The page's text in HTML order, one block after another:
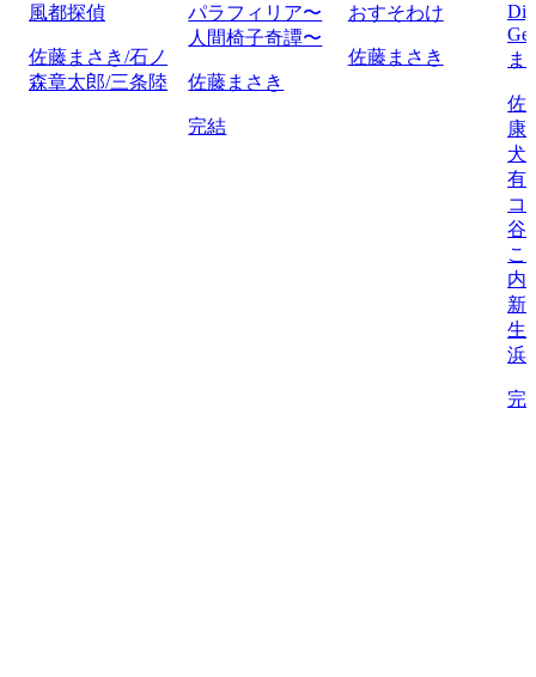
風都探偵
佐藤まさき/石ノ
森章太郎/三条陸
パラフィリア〜
人間椅子奇譚〜
佐藤まさき
完結
おすそわけ
佐藤まさき
ま
佐
康
犬
有
コ
谷
こ
内
新
生/
浜
完